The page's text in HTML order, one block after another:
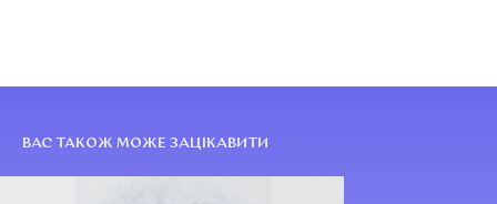
ВАС ТАКОЖ МОЖЕ ЗАЦІКАВИТИ